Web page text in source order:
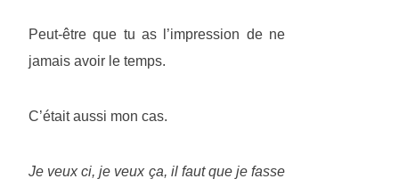
Peut-être que tu as l’impression de ne
jamais avoir le temps.
C’était aussi mon cas.
Je veux ci, je veux ça, il faut que je fasse